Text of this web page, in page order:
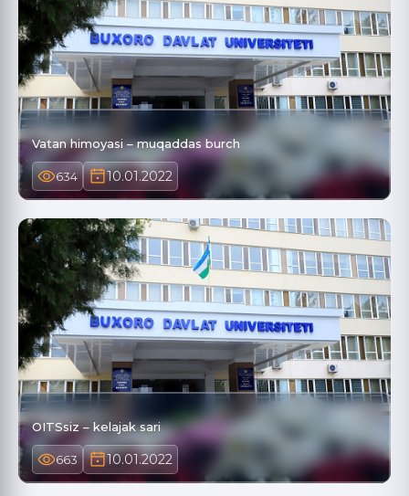
Vatan himoyasi – muqaddas burch
634 10.01.2022
OITSsiz – kelajak sari
663 10.01.2022